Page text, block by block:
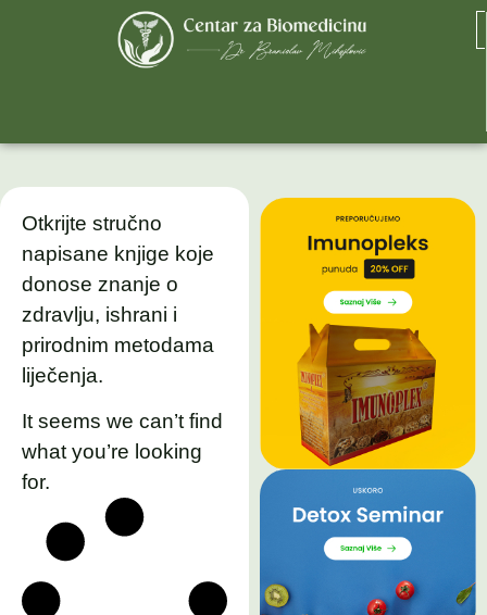
Otkrijte stručno
napisane knjige koje
donose znanje o
zdravlju, ishrani i
prirodnim metodama
liječenja.
It seems we can’t find
what you’re looking
for.